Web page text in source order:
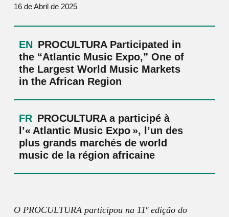
16 de Abril de 2025
PROCULTURA Participated in
the “Atlantic Music Expo,” One of
the Largest World Music Markets
in the African Region
PROCULTURA a participé à
l’« Atlantic Music Expo », l’un des
plus grands marchés de world
music de la région africaine
O PROCULTURA participou na 11ª edição do